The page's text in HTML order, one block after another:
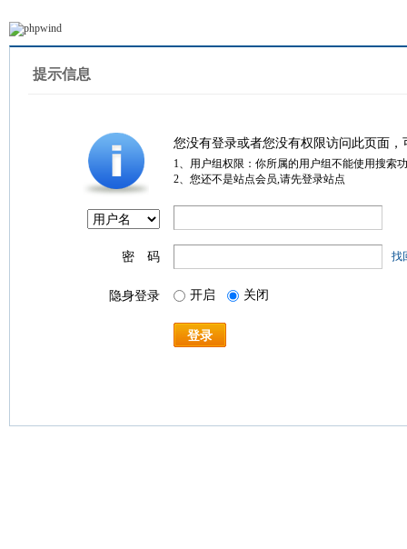
提示信息
您没有登录或者您没有权限访问此页面
1、用户组权限：你所属的用户组不能使用搜索
2、您还不是站点会员,请先登录站点
密 码 找
隐身登录 开启 关闭
登录